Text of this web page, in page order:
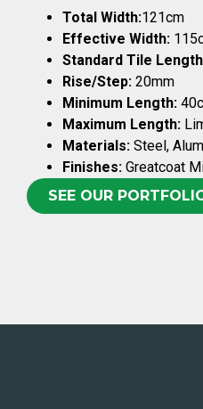
Total Width:121cm
Effective Width:
Standard Tile
Rise/Step: 20mm
Minimum Length:
Maximum Length:
Materials: Steel,
Finishes: Greatcoat
SEE OUR